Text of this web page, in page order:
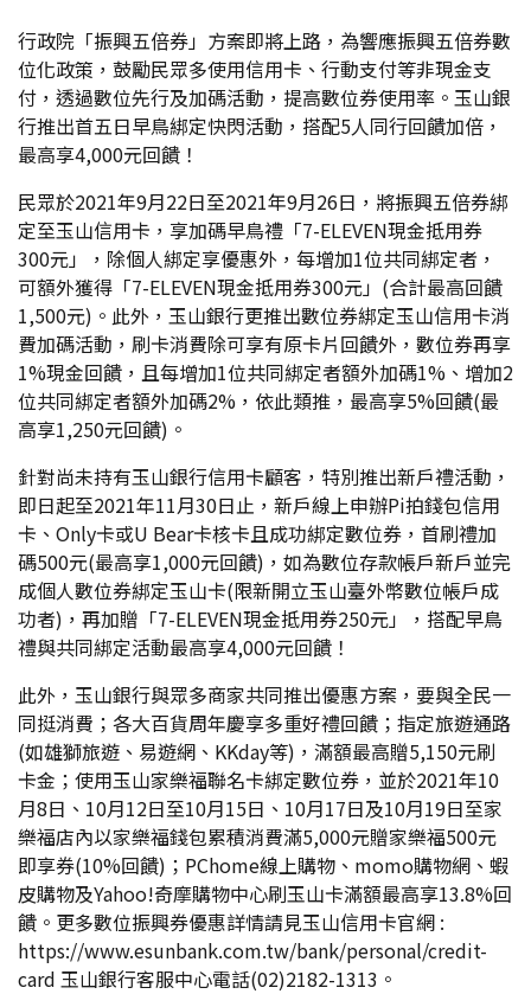
行政院「振興五倍券」方案即將上路，為響應振興五倍券數
位化政策，鼓勵民眾多使用信用卡、行動支付等非現金支
付，透過數位先行及加碼活動，提高數位券使用率。玉山銀
行推出首五日早鳥綁定快閃活動，搭配5人同行回饋加倍，
最高享4,000元回饋！
民眾於2021年9月22日至2021年9月26日，將振興五倍券綁
定至玉山信用卡，享加碼早鳥禮「7-ELEVEN現金抵用券
300元」，除個人綁定享優惠外，每增加1位共同綁定者，
可額外獲得「7-ELEVEN現金抵用券300元」(合計最高回饋
1,500元)。此外，玉山銀行更推出數位券綁定玉山信用卡消
費加碼活動，刷卡消費除可享有原卡片回饋外，數位券再享
1%現金回饋，且每增加1位共同綁定者額外加碼1%、增加2
位共同綁定者額外加碼2%，依此類推，最高享5%回饋(最
高享1,250元回饋)。
針對尚未持有玉山銀行信用卡顧客，特別推出新戶禮活動，
即日起至2021年11月30日止，新戶線上申辦Pi拍錢包信用
卡、Only卡或U Bear卡核卡且成功綁定數位券，首刷禮加
碼500元(最高享1,000元回饋)，如為數位存款帳戶新戶並完
成個人數位券綁定玉山卡(限新開立玉山臺外幣數位帳戶成
功者)，再加贈「7-ELEVEN現金抵用券250元」，搭配早鳥
禮與共同綁定活動最高享4,000元回饋！
此外，玉山銀行與眾多商家共同推出優惠方案，要與全民一
同挺消費；各大百貨周年慶享多重好禮回饋；指定旅遊通路
(如雄獅旅遊、易遊網、KKday等)，滿額最高贈5,150元刷
卡金；使用玉山家樂福聯名卡綁定數位券，並於2021年10
月8日、10月12日至10月15日、10月17日及10月19日至家
樂福店內以家樂福錢包累積消費滿5,000元贈家樂福500元
即享券(10%回饋)；PChome線上購物、momo購物網、蝦
皮購物及Yahoo!奇摩購物中心刷玉山卡滿額最高享13.8%回
饋。更多數位振興券優惠詳情請見玉山信用卡官網 :
https://www.esunbank.com.tw/bank/personal/credit-
card 玉山銀行客服中心電話(02)2182-1313。